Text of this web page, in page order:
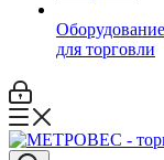
Оборудование
для торговли